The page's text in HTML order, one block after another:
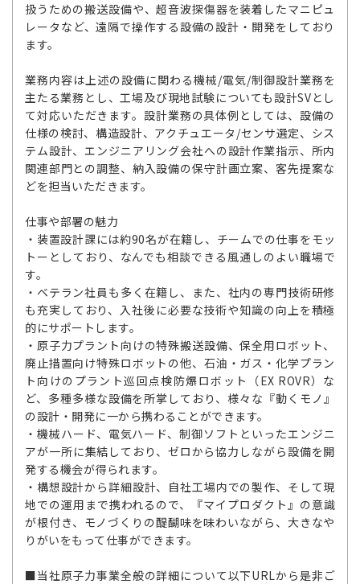
扱うための搬送設備や、超音波探傷器を装着したマニピュ
レータなど、遠隔で操作する設備の設計・開発をしており
ます。
業務内容は上述の設備に関わる機械/電気/制御設計業務を
主たる業務とし、工場及び現地試験についても設計SVとし
て対応いただきます。設計業務の具体例としては、設備の
仕様の検討、構造設計、アクチュエータ/センサ選定、シス
テム設計、エンジニアリング会社への設計作業指示、所内
関連部門との調整、納入設備の保守計画立案、客先提案な
どを担当いただきます。
仕事や部署の魅力
・装置設計課には約90名が在籍し、チームでの仕事をモッ
トーとしており、なんでも相談できる風通しのよい職場で
す。
・ベテラン社員も多く在籍し、また、社内の専門技術研修
も充実しており、入社後に必要な技術や知識の向上を積極
的にサポートします。
・原子力プラント向けの特殊搬送設備、保全用ロボット、
廃止措置向け特殊ロボットの他、石油・ガス・化学プラン
ト向けのプラント巡回点検防爆ロボット（EX ROVR）な
ど、多種多様な設備を所掌しており、様々な『動くモノ』
の設計・開発に一から携わることができます。
・機械ハード、電気ハード、制御ソフトといったエンジニ
アが一所に集結しており、ゼロから協力しながら設備を開
発する機会が得られます。
・構想設計から詳細設計、自社工場内での製作、そして現
地での運用まで携われるので、『マイプロダクト』の意識
が根付き、モノづくりの醍醐味を味わいながら、大きなや
りがいをもって仕事ができます。
■当社原子力事業全般の詳細について以下URLから是非ご